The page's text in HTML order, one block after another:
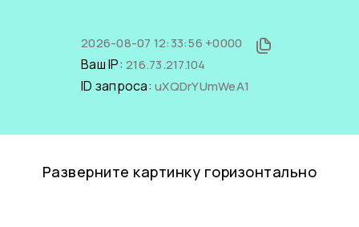
2026-08-07 12:33:56 +0000
Ваш IP: 216.73.217.104
ID запроса: uXQDrYUmWeA1
Разверните картинку горизонтально